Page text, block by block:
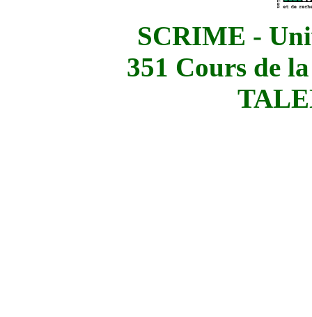
SCRIME -
351 Cours de